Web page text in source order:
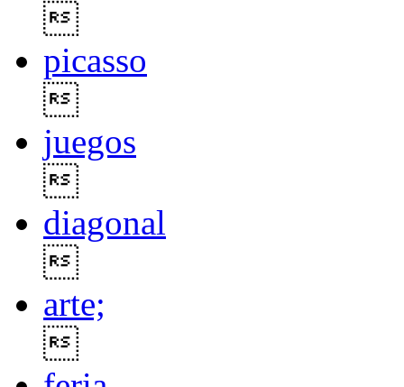
picasso
juegos
diagonal
arte;